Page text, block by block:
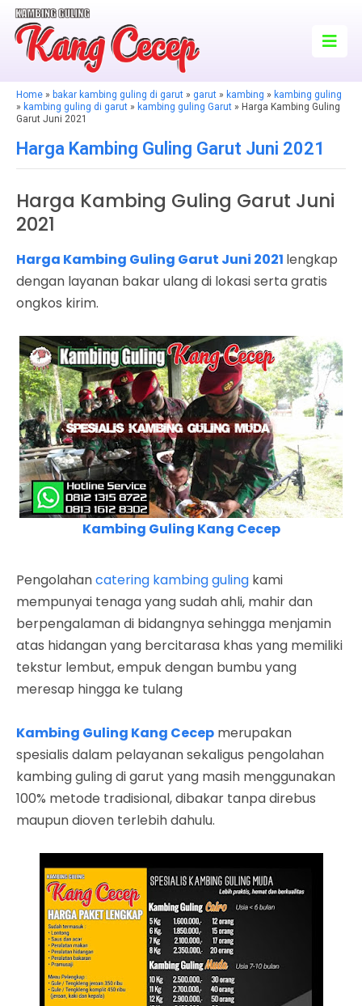
Home » bakar kambing guling di garut » garut » kambing » kambing guling
» kambing guling di garut » kambing guling Garut » Harga Kambing Guling
Garut Juni 2021
Harga Kambing Guling Garut Juni 2021
Harga Kambing Guling Garut Juni
2021
Harga Kambing Guling Garut Juni 2021 lengkap
dengan layanan bakar ulang di lokasi serta gratis
ongkos kirim.
Kambing Guling Kang Cecep
Pengolahancatering kambing guling kami
mempunyai tenaga yang sudah ahli, mahir dan
berpengalaman di bidangnya sehingga menjamin
atas hidangan yang bercitarasa khas yang memiliki
tekstur lembut, empuk dengan bumbu yang
meresap hingga ke tulang
Kambing Guling Kang Cecep merupakan
spesialis dalam pelayanan sekaligus pengolahan
kambing guling di garut yang masih menggunakan
100% metode tradisional, dibakar tanpa direbus
maupun dioven terlebih dahulu.